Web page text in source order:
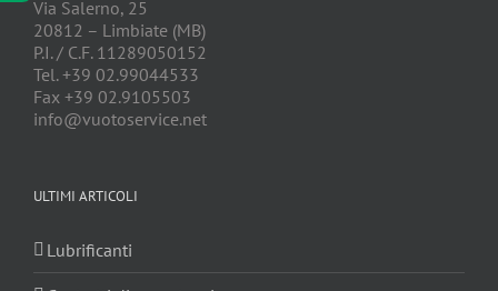
Via Salerno, 25
20812 – Limbiate (MB)
P.I. / C.F. 11289050152
Tel. +39 02.99044533
Fax +39 02.9105503
info@vuotoservice.net
ULTIMI ARTICOLI
Lubrificanti